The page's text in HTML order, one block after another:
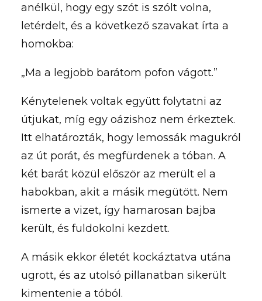
anélkül, hogy egy szót is szólt volna,
letérdelt, és a következő szavakat írta a
homokba:
„Ma a legjobb barátom pofon vágott.”
Kénytelenek voltak együtt folytatni az
útjukat, míg egy oázishoz nem érkeztek.
Itt elhatározták, hogy lemossák magukról
az út porát, és megfürdenek a tóban. A
két barát közül először az merült el a
habokban, akit a másik megütött. Nem
ismerte a vizet, így hamarosan bajba
került, és fuldokolni kezdett.
A másik ekkor életét kockáztatva utána
ugrott, és az utolsó pillanatban sikerült
kimentenie a tóból.